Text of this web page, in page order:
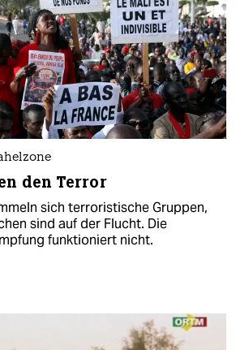
den Terror
sich terroristische Gruppen,
sind auf der Flucht. Die
funktioniert nicht.